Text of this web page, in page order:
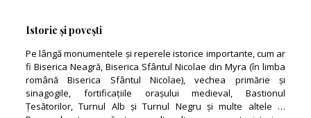
Istorie și povești
Pe lângă monumentele și reperele istorice importante, cum ar
fi Biserica Neagră, Biserica Sfântul Nicolae din Myra (în limba
română Biserica Sfântul Nicolae), vechea primărie și
sinagogile, fortificațiile orașului medieval, Bastionul
Țesătorilor, Turnul Alb și Turnul Negru și multe altele …